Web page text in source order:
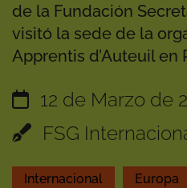
de la Fundación
visitó la sede de la
Apprentis d’Auteuil en
12 de Marzo de
FSG
Internacional Europa